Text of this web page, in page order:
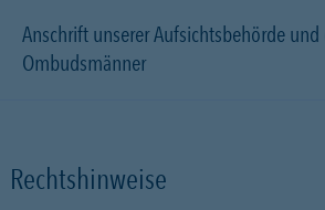
Anschrift unserer Aufsichtsbehörde und
Ombudsmänner
Rechtshinweise